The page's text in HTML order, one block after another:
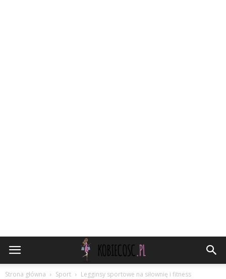
Strona główna Sport Legginsy sportowe na siłownię i fitness